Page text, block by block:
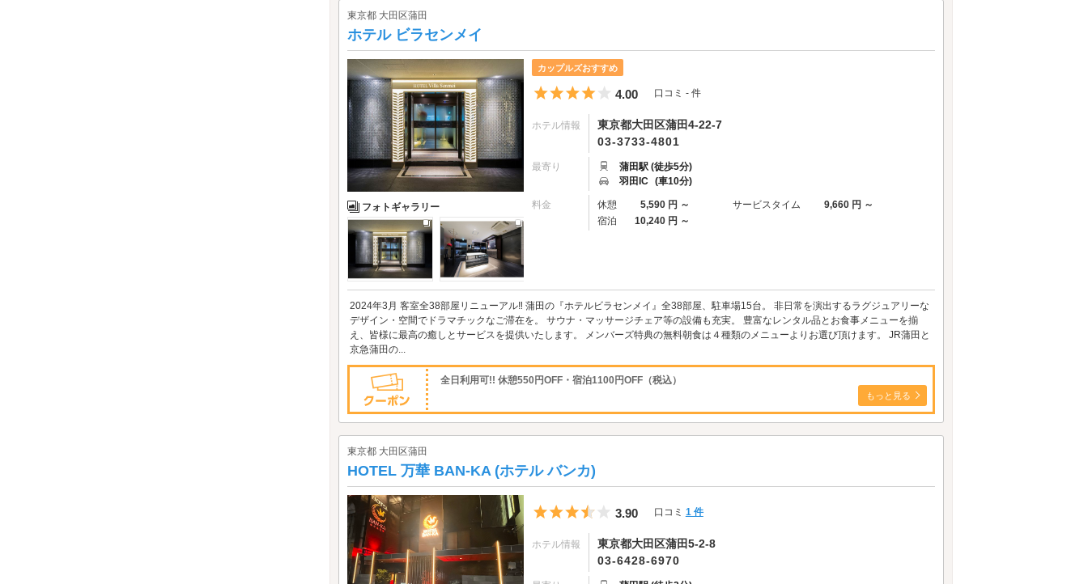
東京都 大田区蒲田
ホテル ビラセンメイ
フォトギャラリー
カップルズおすすめ
5つ星のうち4
4.00 口コミ - 件
ホテル情報
東京都大田区蒲田4-22-7
03-3733-4801
最寄り
蒲田駅 (徒歩5分)
羽田IC (車10分)
料金 休憩 5,590 円 ～ サービスタイム
9,660 円 ～
宿泊
10,240 円 ～
2024年3月 客室全38部屋リニューアル‼ 蒲田の『ホテルビラセンメイ』全38部屋、駐車場15台。 非日常を演出するラグジュアリーな
デザイン・空間でドラマチックなご滞在を。 サウナ・マッサージチェア等の設備も充実。 豊富なレンタル品とお食事メニューを揃
え、皆様に最高の癒しとサービスを提供いたします。 メンバーズ特典の無料朝食は４種類のメニューよりお選び頂けます。 JR蒲田と
京急蒲田の...
全日利用可!! 休憩550円OFF・宿泊1100円OFF（税込）
もっと見る
東京都 大田区蒲田
HOTEL 万華 BAN-KA (ホテル バンカ)
5つ星のうち3.5
3.90 口コミ 1 件
ホテル情報
東京都大田区蒲田5-2-8
03-6428-6970